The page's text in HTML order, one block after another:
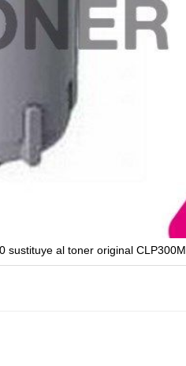
sustituye al toner original CLP300M